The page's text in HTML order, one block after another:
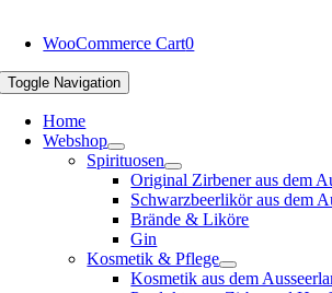
WooCommerce Cart0
Toggle Navigation
Home
Webshop
Spirituosen
Original Zirbener aus dem
Schwarzbeerlikör aus dem
Brände & Liköre
Gin
Kosmetik & Pflege
Kosmetik aus dem